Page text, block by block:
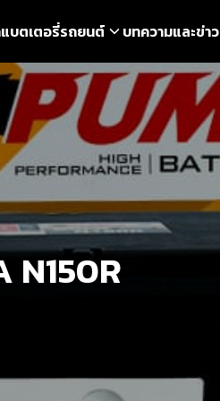
แบตเตอรี่รถยนต์ บทความและข่าว
N150R